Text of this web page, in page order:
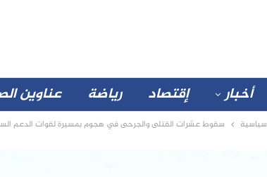
أخبار إقتصاد رياضة عناوين
سياسية سقوط عشرات القتلى والجرحى في هجوم بمسيرة لقوات الدعم